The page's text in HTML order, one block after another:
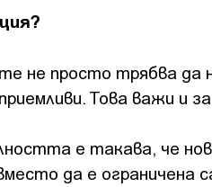
не просто трябва да
Това важи и
е такава, че
да е ограничена